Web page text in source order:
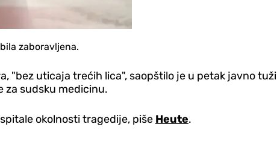
zaboravljena.
uticaja trećih lica", saopštilo je u petak javno
za sudsku medicinu.
okolnosti tragedije, piše Heute.